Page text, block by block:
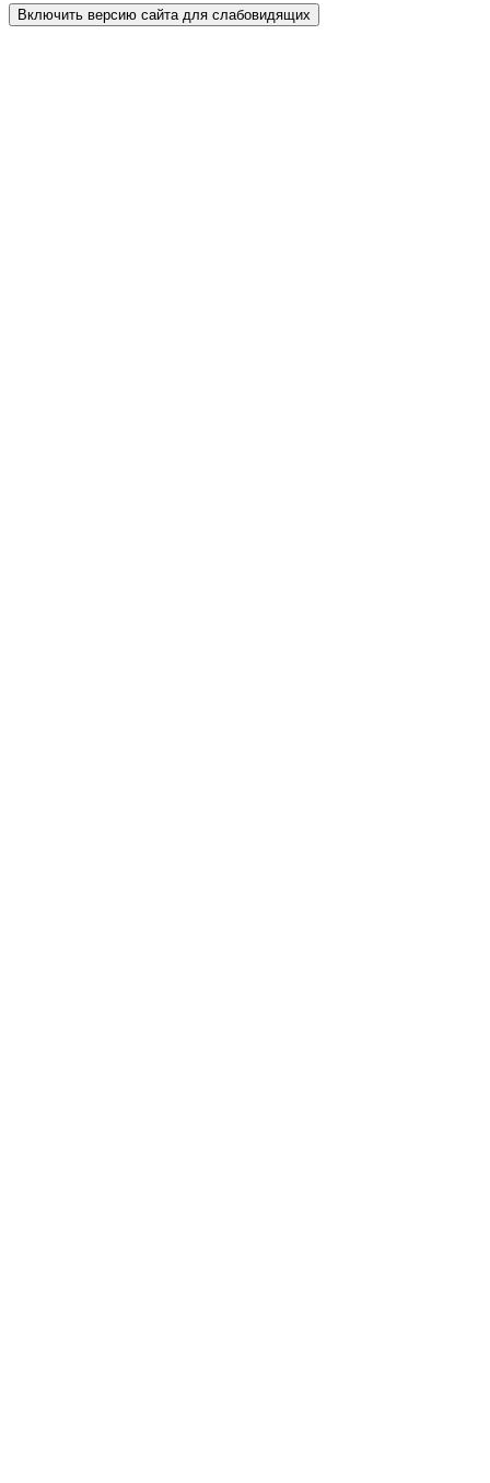
Включить версию сайта для слабовидящих